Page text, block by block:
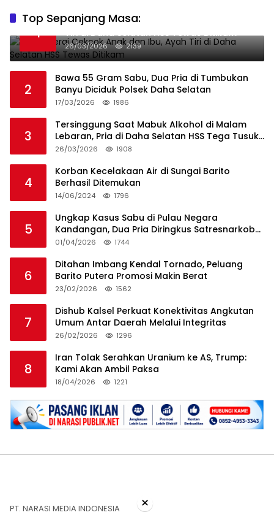
Top Sepanjang Masa:
1
Niat Melerai Cekcok Anak dan Ibu, Ayah
Tiri di Daha Selatan HSS Tewas Ditikam
26/03/2026 2139
2
Bawa 55 Gram Sabu, Dua Pria di Tumbukan
Banyu Diciduk Polsek Daha Selatan
17/03/2026 1986
3
Tersinggung Saat Mabuk Alkohol di Malam
Lebaran, Pria di Daha Selatan HSS Tega Tusuk
Teman Sendiri
26/03/2026 1908
4
Korban Kecelakaan Air di Sungai Barito
Berhasil Ditemukan
14/06/2024 1796
5
Ungkap Kasus Sabu di Pulau Negara
Kandangan, Dua Pria Diringkus Satresnarkoba
HSS
01/04/2026 1744
6
Ditahan Imbang Kendal Tornado, Peluang
Barito Putera Promosi Makin Berat
23/02/2026 1562
7
Dishub Kalsel Perkuat Konektivitas Angkutan
Umum Antar Daerah Melalui Integritas
26/02/2026 1296
8
Iran Tolak Serahkan Uranium ke AS, Trump:
Kami Akan Ambil Paksa
18/04/2026 1221
PT. NARASI MEDIA INDONESIA ×